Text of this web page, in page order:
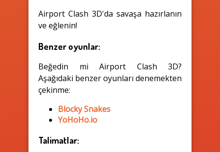
Airport Clash 3D'da savaşa hazırlanın
ve eğlenin!
Benzer oyunlar:
Beğedin mi Airport Clash 3D?
Aşağıdaki benzer oyunları denemekten
çekinme:
Blocky Snakes
YoHoHo.io
Talimatlar: